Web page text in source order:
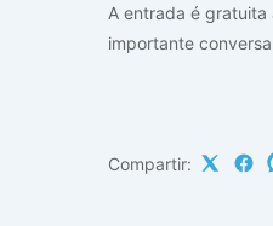
A entrada é
importante
Compartir: